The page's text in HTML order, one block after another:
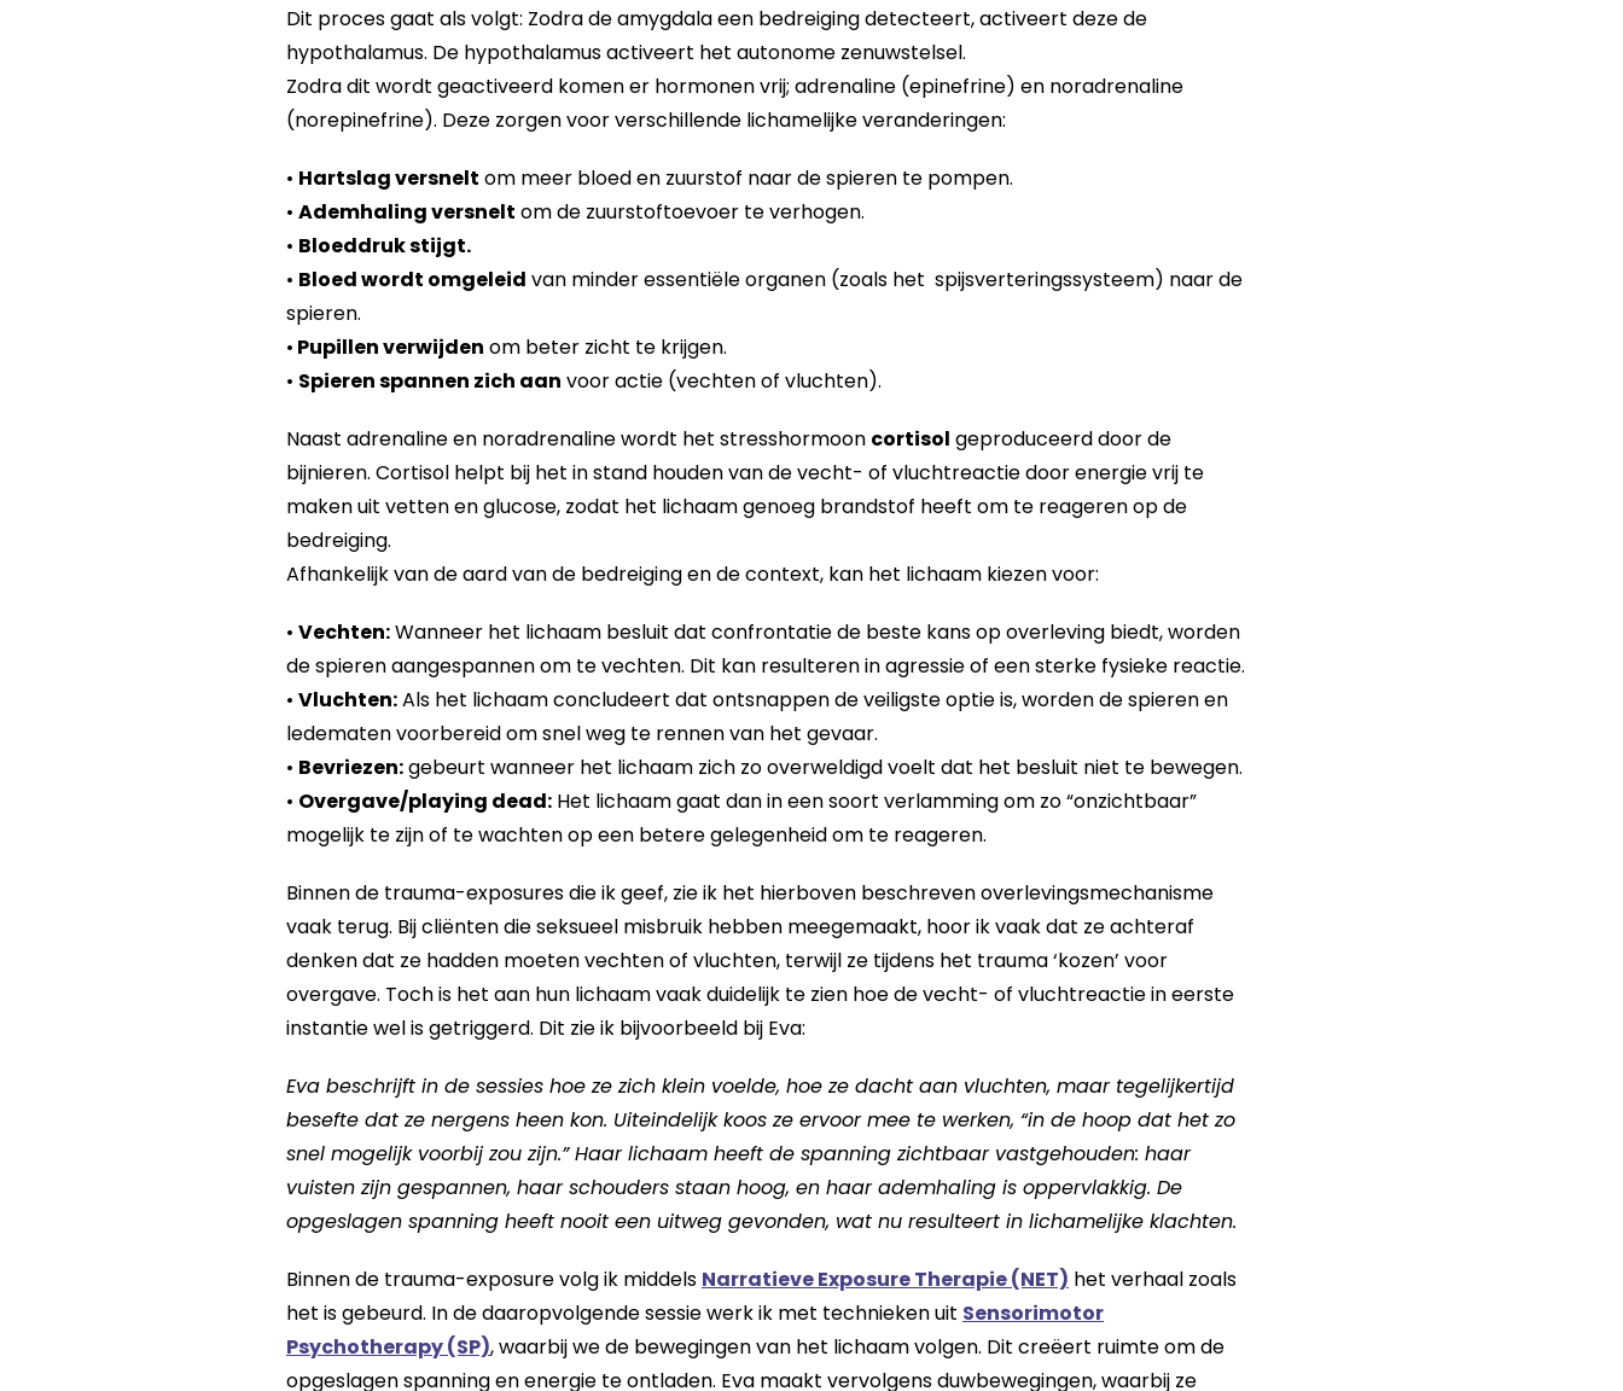
Dit proces gaat als volgt: Zodra de amygdala een bedreiging detecteert, activeert deze de
hypothalamus. De hypothalamus activeert het autonome zenuwstelsel.
Zodra dit wordt geactiveerd komen er hormonen vrij; adrenaline (epinefrine) en noradrenaline
(norepinefrine). Deze zorgen voor verschillende lichamelijke veranderingen:
• Hartslag versnelt om meer bloed en zuurstof naar de spieren te pompen.
• Ademhaling versnelt om de zuurstoftoevoer te verhogen.
• Bloeddruk stijgt.
• Bloed wordt omgeleid van minder essentiële organen (zoals het spijsverteringssysteem) naar de
spieren.
• Pupillen verwijden om beter zicht te krijgen.
• Spieren spannen zich aan voor actie (vechten of vluchten).
Naast adrenaline en noradrenaline wordt het stresshormoon cortisol geproduceerd door de
bijnieren. Cortisol helpt bij het in stand houden van de vecht- of vluchtreactie door energie vrij te
maken uit vetten en glucose, zodat het lichaam genoeg brandstof heeft om te reageren op de
bedreiging.
Afhankelijk van de aard van de bedreiging en de context, kan het lichaam kiezen voor:
• Vechten:Wanneer het lichaam besluit dat confrontatie de beste kans op overleving biedt, worden
de spieren aangespannen om te vechten. Dit kan resulteren in agressie of een sterke fysieke reactie.
• Vluchten:Als het lichaam concludeert dat ontsnappen de veiligste optie is, worden de spieren en
ledematen voorbereid om snel weg te rennen van het gevaar.
• Bevriezen:gebeurt wanneer het lichaam zich zo overweldigd voelt dat het besluit niet te bewegen.
• Overgave/playing dead: Het lichaam gaat dan in een soort verlamming om zo “onzichtbaar”
mogelijk te zijn of te wachten op een betere gelegenheid om te reageren.
Binnen de trauma-exposures die ik geef, zie ik het hierboven beschreven overlevingsmechanisme
vaak terug. Bij cliënten die seksueel misbruik hebben meegemaakt, hoor ik vaak dat ze achteraf
denken dat ze hadden moeten vechten of vluchten, terwijl ze tijdens het trauma ‘kozen’ voor
overgave. Toch is het aan hun lichaam vaak duidelijk te zien hoe de vecht- of vluchtreactie in eerste
instantie wel is getriggerd. Dit zie ik bijvoorbeeld bij Eva:
Eva beschrijft in de sessies hoe ze zich klein voelde, hoe ze dacht aan vluchten, maar tegelijkertijd
besefte dat ze nergens heen kon. Uiteindelijk koos ze ervoor mee te werken, “in de hoop dat het zo
snel mogelijk voorbij zou zijn.” Haar lichaam heeft de spanning zichtbaar vastgehouden: haar
vuisten zijn gespannen, haar schouders staan hoog, en haar ademhaling is oppervlakkig. De
opgeslagen spanning heeft nooit een uitweg gevonden, wat nu resulteert in lichamelijke klachten.
Binnen de trauma-exposure volg ik middels Narratieve Exposure Therapie (NET) het verhaal zoals
het is gebeurd. In de daaropvolgende sessie werk ik met technieken uit Sensorimotor
Psychotherapy (SP), waarbij we de bewegingen van het lichaam volgen. Dit creëert ruimte om de
opgeslagen spanning en energie te ontladen. Eva maakt vervolgens duwbewegingen, waarbij ze